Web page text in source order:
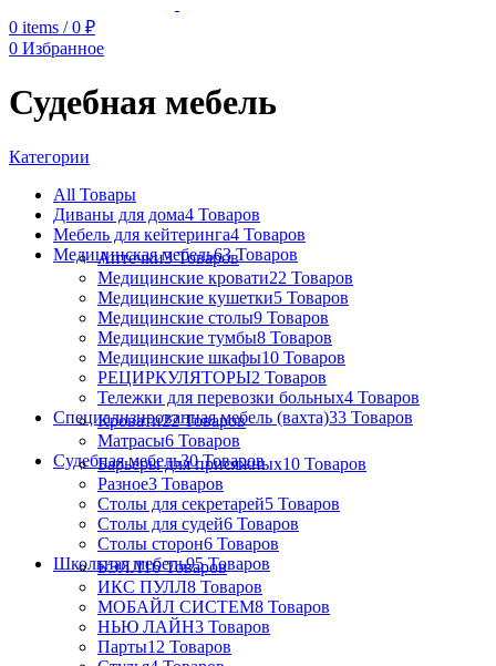
0 items / 0 ₽
0 Избранное
Судебная мебель
Категории
All Товары
Диваны для дома4 Товаров
Мебель для кейтеринга4 Товаров
Медицинская мебель63 Товаров
Аптечки3 Товаров
Медицинские кровати22 Товаров
Медицинские кушетки5 Товаров
Медицинские столы9 Товаров
Медицинские тумбы8 Товаров
Медицинские шкафы10 Товаров
РЕЦИРКУЛЯТОРЫ2 Товаров
Тележки для перевозки больных4 Товаров
Специализированная мебель (вахта)33 Товаров
Кровати22 Товаров
Матрасы6 Товаров
Судебная мебель30 Товаров
Барьеры для присяжных10 Товаров
Разное3 Товаров
Столы для секретарей5 Товаров
Столы для судей6 Товаров
Столы сторон6 Товаров
Школьная мебель95 Товаров
БЭЛЛ16 Товаров
ИКС ПУЛЛ8 Товаров
МОБАЙЛ СИСТЕМ8 Товаров
НЬЮ ЛАЙН3 Товаров
Парты12 Товаров